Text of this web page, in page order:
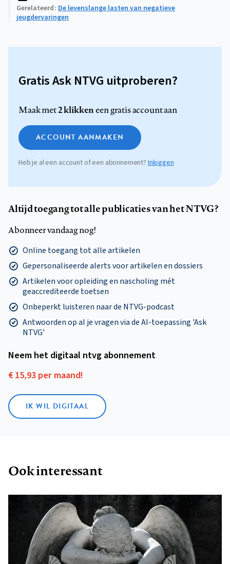
Gerelateerd De levenslange lasten van negatieve
jeugdervaringen
Gratis Ask NTVG uitproberen?
Maak met2 klikkeneen gratis account aan
ACCOUNT AANMAKEN
Heb je al een account of een abonnement? Inloggen
Altijd toegang tot alle publicaties van het NTVG?
Abonneer vandaag nog!
Online toegang tot alle artikelen
Gepersonaliseerde alerts voor artikelen en dossiers
Artikelen voor opleiding en nascholing mét
geaccrediteerde toetsen
Onbeperkt luisteren naar de NTVG-podcast
Antwoorden op al je vragen via de AI-toepassing 'Ask
NTVG'
Neem het digitaal ntvg abonnement
€ 15,93 per maand!
IK WIL DIGITAAL
Ook interessant